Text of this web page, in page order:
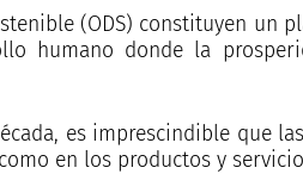
(ODS) constituyen un
humano donde la
es imprescindible que
en los productos y